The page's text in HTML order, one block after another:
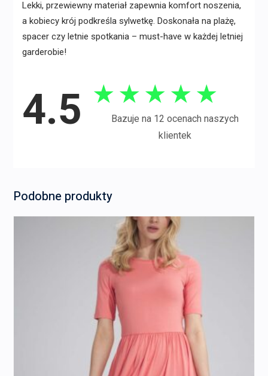
Lekki, przewiewny materiał zapewnia komfort noszenia,
a kobiecy krój podkreśla sylwetkę. Doskonała na plażę,
spacer czy letnie spotkania – must-have w każdej letniej
garderobie!
4.5 ★ ★ ★ ★ ★
Bazuje na 12 ocenach naszych
klientek
Podobne produkty